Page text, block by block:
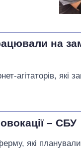
на
агітаторів, які
– СБУ
які планували